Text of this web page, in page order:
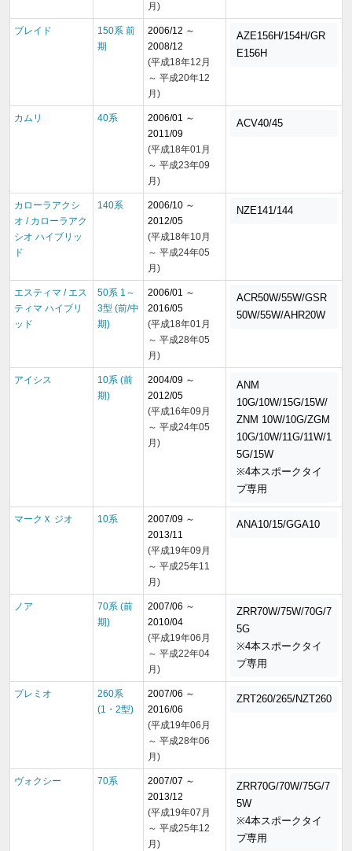
月)
ブレイド
150系 前
期
2006/12 ～
2008/12
(平成18年12月
～ 平成20年12
月)
AZE156H/154H/GR
E156H
カムリ 40系
2006/01 ～
2011/09
(平成18年01月
～ 平成23年09
月)
ACV40/45
カローラアクシ
オ / カローラアク
シオ ハイブリッ
ド
140系
2006/10 ～
2012/05
(平成18年10月
～ 平成24年05
月)
NZE141/144
エスティマ / エス
ティマ ハイブリ
ッド
50系 1～
3型 (前/中
期)
2006/01 ～
2016/05
(平成18年01月
～ 平成28年05
月)
ACR50W/55W/GSR
50W/55W/AHR20W
アイシス
10系 (前
期)
2004/09 ～
2012/05
(平成16年09月
～ 平成24年05
月)
ANM
10G/10W/15G/15W/
ZNM 10W/10G/ZGM
10G/10W/11G/11W/1
5G/15W
※4本スポークタイ
プ専用
マークＸ ジオ 10系
2007/09 ～
2013/11
(平成19年09月
～ 平成25年11
月)
ANA10/15/GGA10
ノア
70系 (前
期)
2007/06 ～
2010/04
(平成19年06月
～ 平成22年04
月)
ZRR70W/75W/70G/7
5G
※4本スポークタイ
プ専用
プレミオ
260系
(1・2型)
2007/06 ～
2016/06
(平成19年06月
～ 平成28年06
月)
ZRT260/265/NZT260
ヴォクシー 70系
2007/07 ～
2013/12
(平成19年07月
～ 平成25年12
月)
ZRR70G/70W/75G/7
5W
※4本スポークタイ
プ専用